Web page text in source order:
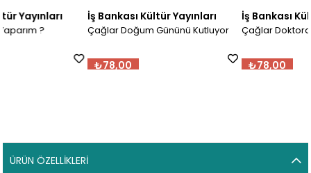
İş Bankası Kültür Yayınları
Çağlar Doğum Gününü Kutluyor
İş Bankası Kültür Yayınları
Çağlar Doktorda
ÜRÜN ÖZELLIKLERI